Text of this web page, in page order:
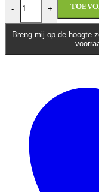
- +
Breng mij op de hoogte